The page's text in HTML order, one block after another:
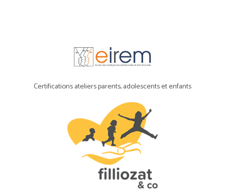
Certifications ateliers parents, adolescents et enfants